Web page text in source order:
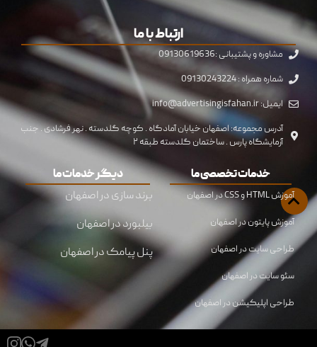
ارتباط با ما
مشاوره و پشتیبانی :09130619636
شماره همراه : 09130243224
ایمیل: info@advertisingisfahan.ir
آدرس مجموعه: اصفهان خیابان آمادگاه . کوچه گلدسته . نهر فرشادی . جنب
آزمایشگاه پارس . ساختمان گلدسته طبقه ۲
خدمات تخصصی ما
آموزش HTML و CSS در اصفهان
آموزش پایتون در اصفهان
طراحی سایت در اصفهان
سئو سایت در اصفهان
طراحی اپلیکیشن در اصفهان
دیگر خدمات ما
برند سازی در اصفهان
بیلبورد در اصفهان
پنل پیامک در اصفهان